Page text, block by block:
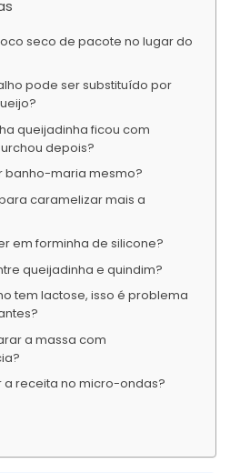
seco de pacote no lugar do
pode ser substituído por
queijadinha ficou com
depois?
banho-maria mesmo?
caramelizar mais a
em forminha de silicone?
queijadinha e quindim?
tem lactose, isso é problema
a massa com
a receita no micro-ondas?